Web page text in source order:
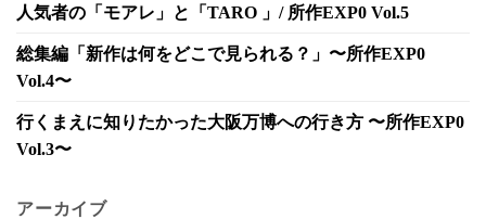
人気者の「モアレ」と「TARO 」/ 所作EXP0 Vol.5
総集編「新作は何をどこで見られる？」〜所作EXP0
Vol.4〜
行くまえに知りたかった大阪万博への行き方 〜所作EXP0
Vol.3〜
アーカイブ